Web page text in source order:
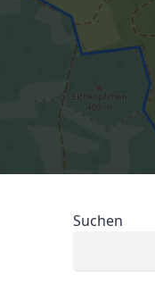
Suchen